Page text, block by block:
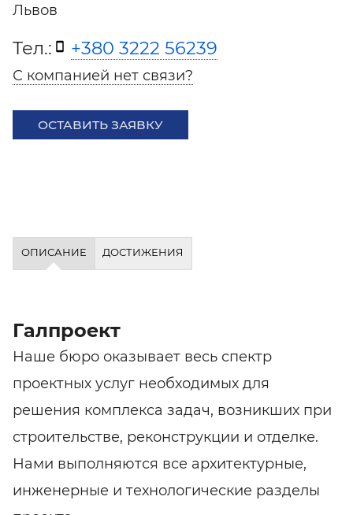
Львов
Тел.: +380 3222 56239
С компанией нет связи?
ОСТАВИТЬ ЗАЯВКУ
ОПИСАНИЕ ДОСТИЖЕНИЯ
Галпроект
Наше бюро оказывает весь спектр
проектных услуг необходимых для
решения комплекса задач, возникших при
строительстве, реконструкции и отделке.
Нами выполняются все архитектурные,
инженерные и технологические разделы